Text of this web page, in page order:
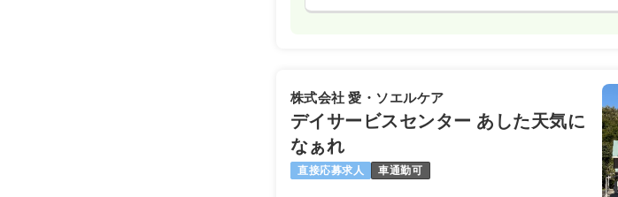
株式会社 愛・ソエルケア
デイサービスセンター あした天気に
なぁれ
直接応募求人 車通勤可